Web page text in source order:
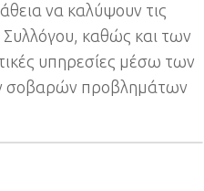
να καλύψουν τις
Συλλόγου, καθώς και των
υπηρεσίες μέσω των
σοβαρών προβλημάτων